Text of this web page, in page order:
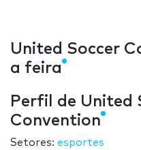
United Soccer
a feira
Perfil de United
Convention
Setores: esportes